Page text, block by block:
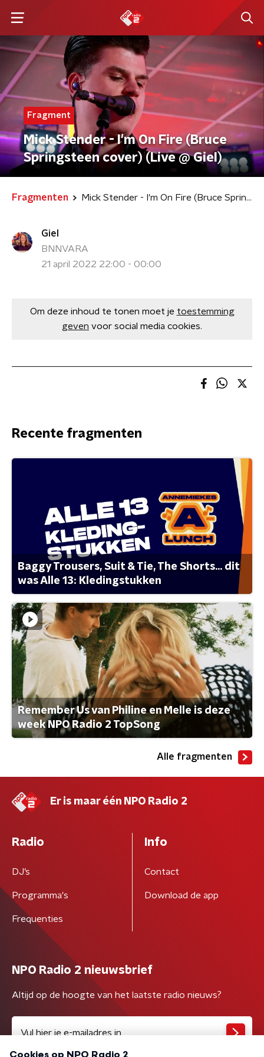
Fragment
Mick Stender - I'm On Fire (Bruce
Springsteen cover) (Live @ Giel)
Fragmenten Mick Stender - I'm On Fire (Bruce Springsteen cover) (Live @ Giel)
Giel
BNNVARA
21 april 2022 22:00 - 00:00
Om deze inhoud te tonen moet je toestemming
geven voor social media cookies.
Recente fragmenten
Baggy Trousers, Suit & Tie, The Shorts... dit
was Alle 13: Kledingstukken
Remember Us van Philine en Melle is deze
week NPO Radio 2 TopSong
Alle fragmenten
Er is maar één NPO Radio 2
Radio
DJ’s
Programma's
Frequenties
Info
Contact
Download de app
NPO Radio 2 nieuwsbrief
Altijd op de hoogte van het laatste radio nieuws?